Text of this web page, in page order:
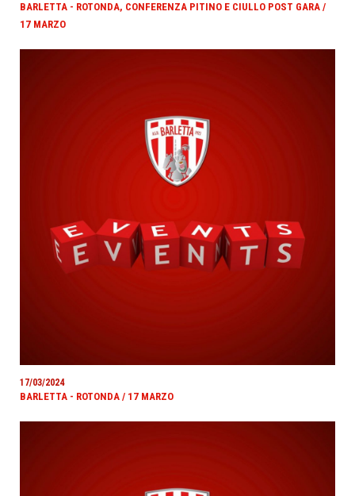
BARLETTA - ROTONDA, CONFERENZA PITINO E CIULLO POST GARA /
17 MARZO
17/03/2024
BARLETTA - ROTONDA / 17 MARZO